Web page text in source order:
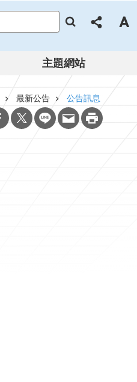
主題網站
最新公告 公告訊息